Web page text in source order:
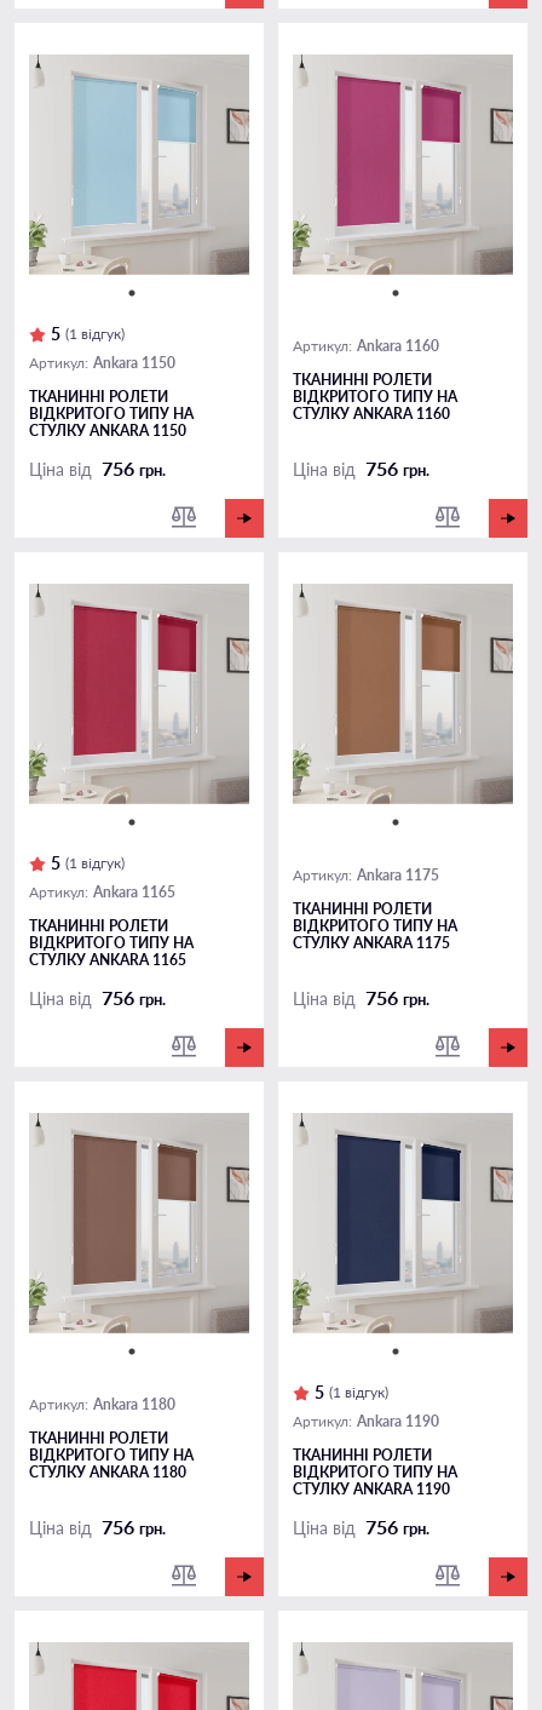
5 (1 відгук)
Артикул: Ankara 1150
ТКАНИННІ РОЛЕТИ
ВІДКРИТОГО ТИПУ НА
СТУЛКУ ANKARA 1150
Ціна від 756 грн.
Артикул: Ankara 1160
ТКАНИННІ РОЛЕТИ
ВІДКРИТОГО ТИПУ НА
СТУЛКУ ANKARA 1160
Ціна від 756 грн.
5 (1 відгук)
Артикул: Ankara 1165
ТКАНИННІ РОЛЕТИ
ВІДКРИТОГО ТИПУ НА
СТУЛКУ ANKARA 1165
Ціна від 756 грн.
Артикул: Ankara 1175
ТКАНИННІ РОЛЕТИ
ВІДКРИТОГО ТИПУ НА
СТУЛКУ ANKARA 1175
Ціна від 756 грн.
Артикул: Ankara 1180
ТКАНИННІ РОЛЕТИ
ВІДКРИТОГО ТИПУ НА
СТУЛКУ ANKARA 1180
Ціна від 756 грн.
5 (1 відгук)
Артикул: Ankara 1190
ТКАНИННІ РОЛЕТИ
ВІДКРИТОГО ТИПУ НА
СТУЛКУ ANKARA 1190
Ціна від 756 грн.